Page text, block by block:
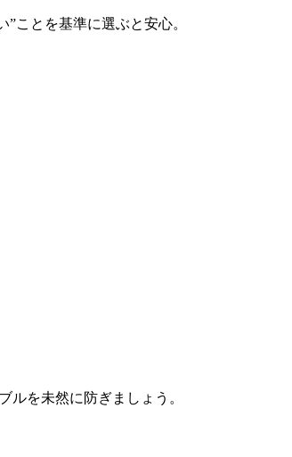
ことを基準に選ぶと安心。
ルを未然に防ぎましょう。